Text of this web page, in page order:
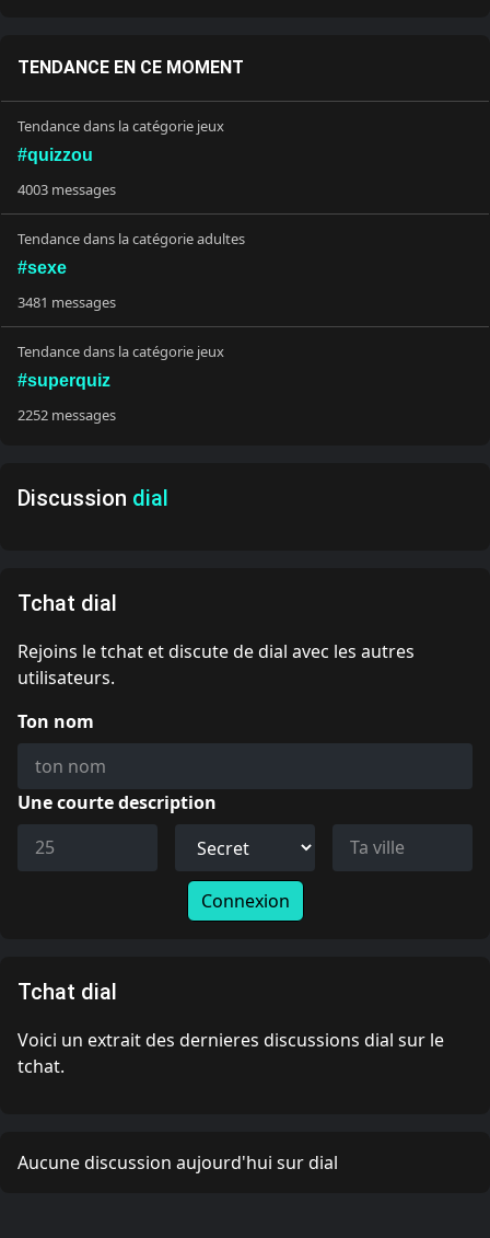
Discussion dial
Tchat dial
Rejoins le tchat et discute de dial avec les autres
utilisateurs.
Ton nom
Une courte description
Connexion
Tchat dial
Voici un extrait des dernieres discussions dial sur le
tchat.
Aucune discussion aujourd'hui sur dial
TENDANCE EN CE MOMENT
Tendance dans la catégorie jeux
#quizzou
4003 messages
Tendance dans la catégorie adultes
#sexe
3481 messages
Tendance dans la catégorie jeux
#superquiz
2252 messages